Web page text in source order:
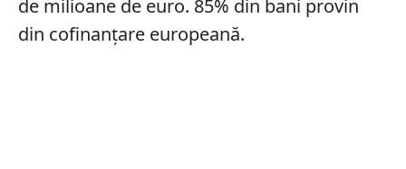
de milioane de euro. 85% din bani provin
din cofinanțare europeană.